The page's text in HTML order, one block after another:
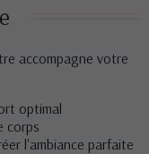
accompagne votre
optimal
corps
l'ambiance parfaite